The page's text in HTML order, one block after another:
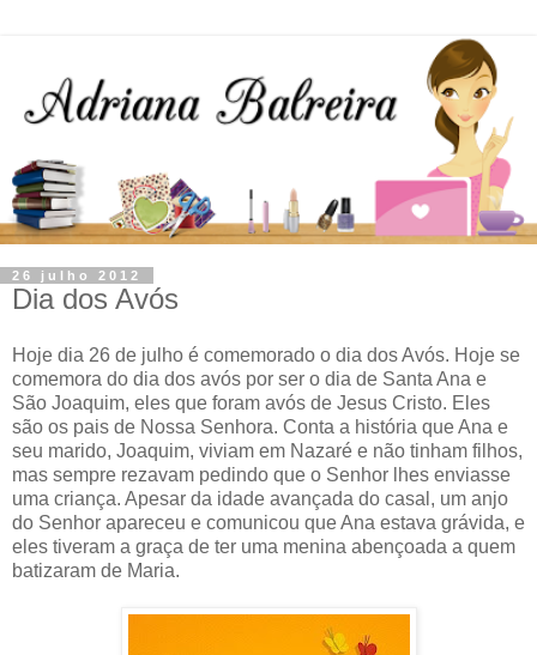
26 julho 2012
Dia dos Avós
Hoje dia 26 de julho é comemorado o dia dos Avós. Hoje se
comemora do dia dos avós por ser o dia de Santa Ana e
São Joaquim, eles que foram avós de Jesus Cristo. Eles
são os pais de Nossa Senhora. Conta a história que Ana e
seu marido, Joaquim, viviam em Nazaré e não tinham filhos,
mas sempre rezavam pedindo que o Senhor lhes enviasse
uma criança. Apesar da idade avançada do casal, um anjo
do Senhor apareceu e comunicou que Ana estava grávida, e
eles tiveram a graça de ter uma menina abençoada a quem
batizaram de Maria.